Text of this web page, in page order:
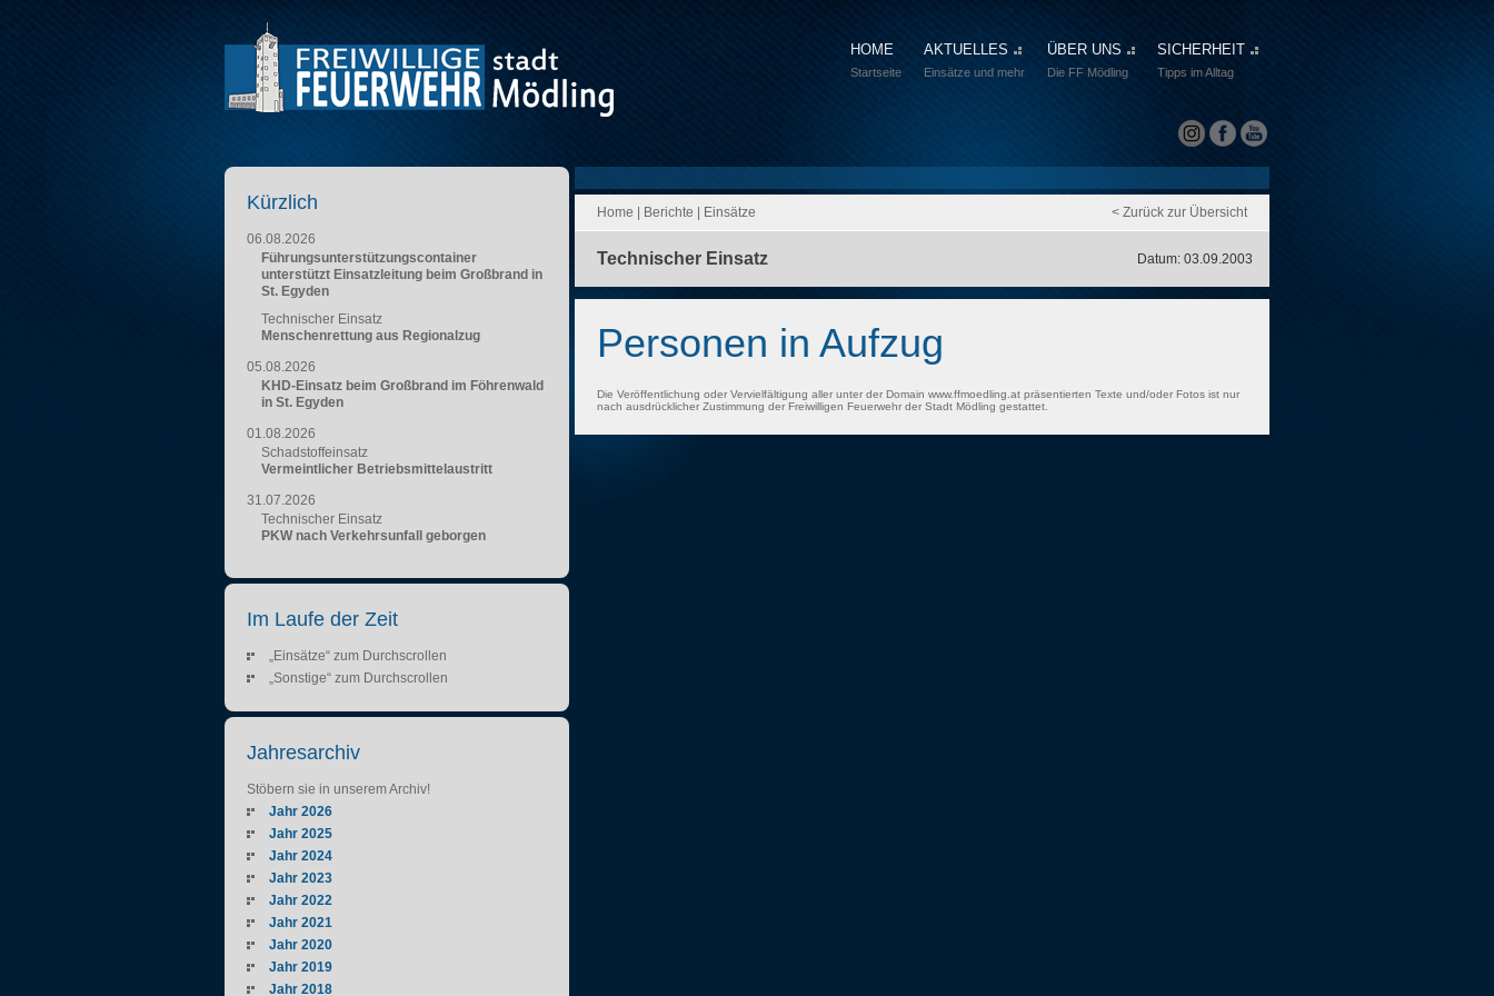
HOME
Startseite
AKTUELLES
Einsätze und mehr
ÜBER UNS
Die FF Mödling
SICHERHEIT
Tipps im Alltag
Home Berichte Einsätze < Zurück zur Übersicht
Technischer Einsatz Datum: 03.09.2003
Personen in Aufzug
Die Veröffentlichung oder Vervielfältigung aller unter der Domain www.ffmoedling.at präsentierten Texte und/oder Fotos ist nur
nach ausdrücklicher Zustimmung der Freiwilligen Feuerwehr der Stadt Mödling gestattet.
Kürzlich
06.08.2026
Führungsunterstützungscontainer
unterstützt Einsatzleitung beim Großbrand in
St. Egyden
Technischer Einsatz
Menschenrettung aus Regionalzug
05.08.2026
KHD-Einsatz beim Großbrand im Föhrenwald
in St. Egyden
01.08.2026
Schadstoffeinsatz
Vermeintlicher Betriebsmittelaustritt
31.07.2026
Technischer Einsatz
PKW nach Verkehrsunfall geborgen
Im Laufe der Zeit
„Einsätze“ zum Durchscrollen
„Sonstige“ zum Durchscrollen
Jahresarchiv
Stöbern sie in unserem Archiv!
Jahr 2026
Jahr 2025
Jahr 2024
Jahr 2023
Jahr 2022
Jahr 2021
Jahr 2020
Jahr 2019
Jahr 2018